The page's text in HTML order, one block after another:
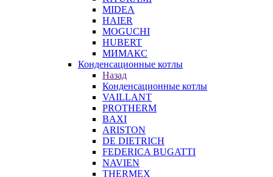
MIDEA
HAIER
MOGUCHI
HUBERT
МИМАКС
Конденсационные котлы
Назад
Конденсационные котлы
VAILLANT
PROTHERM
BAXI
ARISTON
DE DIETRICH
FEDERICA BUGATTI
NAVIEN
THERMEX